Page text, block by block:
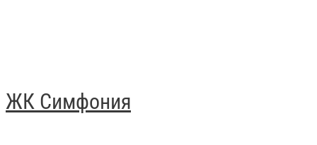
ЖК Симфония